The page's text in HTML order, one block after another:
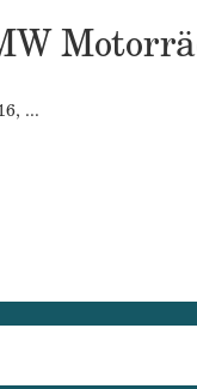
...